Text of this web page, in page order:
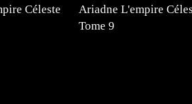
Céleste
Ariadne L'empire
Tome 9